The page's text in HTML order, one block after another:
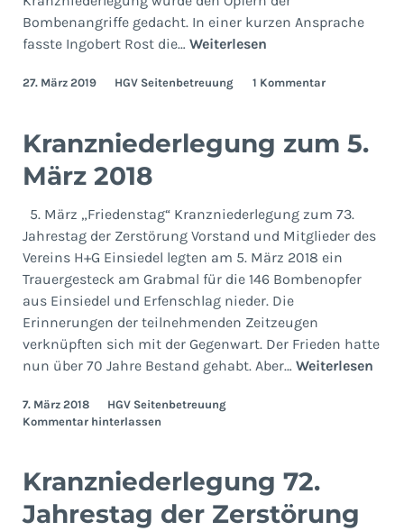
Bombenangriffe gedacht. In einer kurzen Ansprache
fasste Ingobert Rost die… WeiterlesenKranzniederlegung
5.
27. März 2019 HGV Seitenbetreuung 1 Kommentar
Kranzniederlegung zum 5.
März 2018
5. März „Friedenstag“ Kranzniederlegung zum 73.
Jahrestag der Zerstörung Vorstand und Mitglieder des
Vereins H+G Einsiedel legten am 5. März 2018 ein
Trauergesteck am Grabmal für die 146 Bombenopfer
aus Einsiedel und Erfenschlag nieder. Die
Erinnerungen der teilnehmenden Zeitzeugen
verknüpften sich mit der Gegenwart. Der Frieden hatte
nun über 70 Jahre Bestand gehabt. Aber… Weiterlesen
7. März 2018
HGV Seitenbetreuung
Kommentar hinterlassen
Kranzniederlegung 72.
Jahrestag der Zerstörung